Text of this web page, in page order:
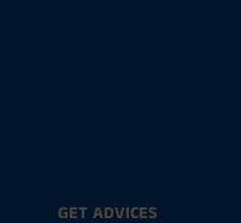
GET ADVICES